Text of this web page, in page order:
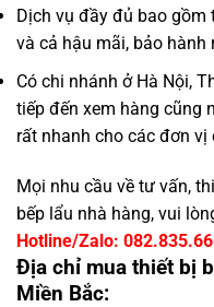
Dịch vụ đầy đủ bao gồm
và cả hậu mãi, bảo hành
Có chi nhánh ở Hà Nội,
tiếp đến xem hàng cũng
rất nhanh cho các đơn
Mọi nhu cầu về tư vấn,
bếp lẩu nhà hàng, vui
Hotline/Zalo:
Địa chỉ mua thiết bị
Miền Bắc: